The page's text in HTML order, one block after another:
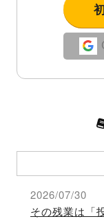
2026/07/30
その残業は「